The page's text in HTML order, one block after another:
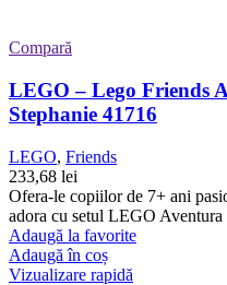
Compară
LEGO – Lego Friends
Stephanie 41716
LEGO, Friends
233,68 lei
Ofera-le copiilor de 7+ ani
adora cu setul LEGO Aventura
Adaugă la favorite
Adaugă în coș
Vizualizare rapidă